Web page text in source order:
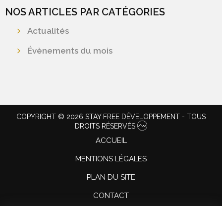
NOS ARTICLES PAR CATÉGORIES
Actualités
Évènements du mois
COPYRIGHT © 2026 STAY FREE DÉVELOPPEMENT - TOUS
DROITS RÉSERVÉS
ACCUEIL
MENTIONS LÉGALES
PLAN DU SITE
CONTACT